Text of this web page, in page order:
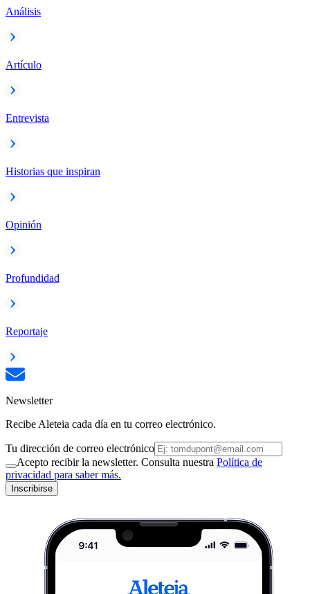
Análisis
Artículo
Entrevista
Historias que inspiran
Opinión
Profundidad
Reportaje
Newsletter
Recibe Aleteia cada día en tu correo electrónico.
Tu dirección de correo electrónico
Acepto recibir la newsletter. Consulta nuestra Política de
privacidad para saber más.
Inscribirse